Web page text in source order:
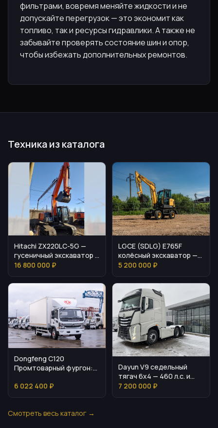
фильтрами, вовремя меняйте жидкости и не
допускайте перегрузок — это экономит как
топливо, так и ресурсы гидравлики. А также не
забывайте проверять состояние шин и опор,
чтобы избежать дополнительных ремонтов.
Техника из каталога
Hitachi ZX220LC-5G —
гусеничный экскаватор с
управляемыми
16 800 000 ₽
LGCE (SDLG) E765F
колёсный экскаватор —
обзор и практические
5 200 000 ₽
Dongfeng C120
Промтоварный фургон:
практическое
применение
6 022 400 ₽
Dayun V9 седельный
тягач 6x4 — 460 л.с. и
полный контроль
7 200 000 ₽
Смотреть весь каталог →